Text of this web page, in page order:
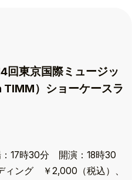
回東京国際ミュージッ
）ショーケースラ
17時30分 開演：18時30
ィング ￥2,000（税込）、